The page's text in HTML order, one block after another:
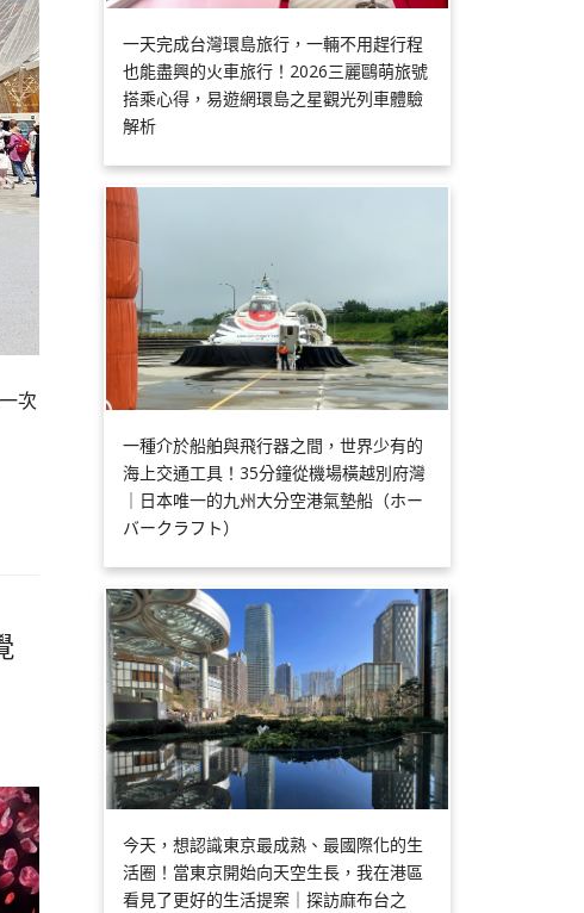
次
一天完成台灣環島旅行，一輛不用趕行程
也能盡興的火車旅行！2026三麗鷗萌旅號
搭乘心得，易遊網環島之星觀光列車體驗
解析
一種介於船舶與飛行器之間，世界少有的
海上交通工具！35分鐘從機場橫越別府灣
｜日本唯一的九州大分空港氣墊船（ホー
バークラフト）
今天，想認識東京最成熟、最國際化的生
活圈！當東京開始向天空生長，我在港區
看見了更好的生活提案｜探訪麻布台之